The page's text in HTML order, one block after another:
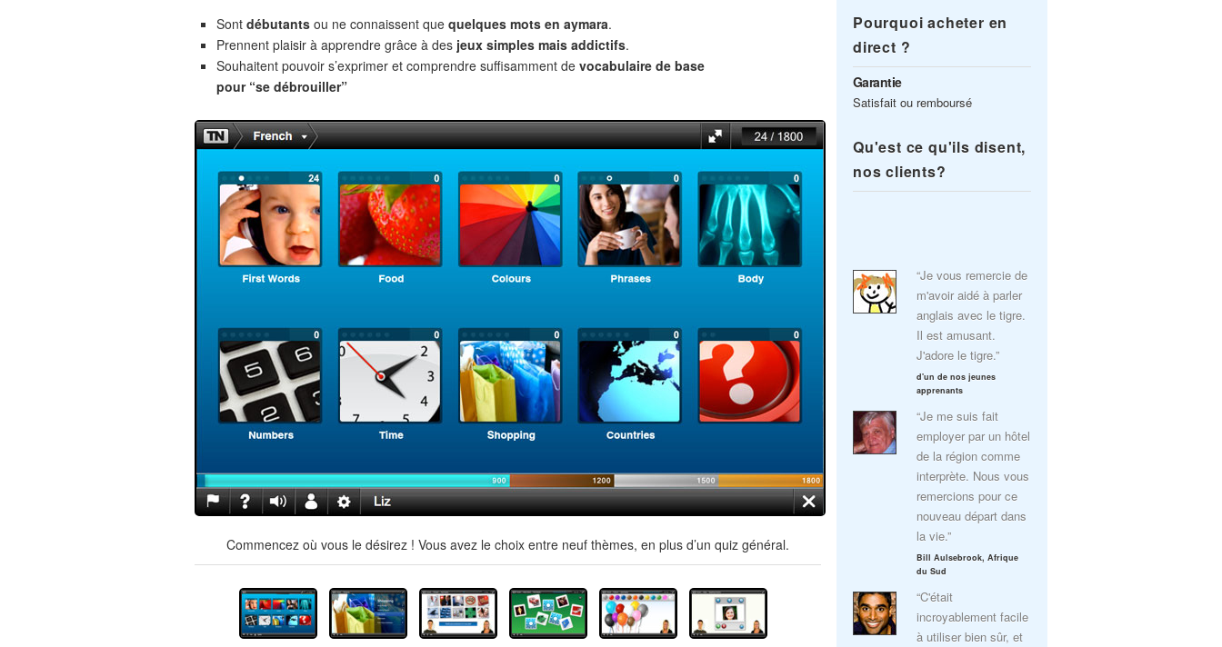
Sont débutants ou ne connaissent que quelques mots en aymara.
Prennent plaisir à apprendre grâce à des jeux simples mais addictifs.
Souhaitent pouvoir s’exprimer et comprendre suffisamment de vocabulaire de base
pour “se débrouiller”
Commencez où vous le désirez ! Vous avez le choix entre neuf thèmes, en plus d’un quiz général.
Pourquoi acheter en
direct ?
Garantie
Satisfait ou remboursé
Qu'est ce qu'ils disent,
nos clients?
“Je vous remercie de
m'avoir aidé à parler
anglais avec le tigre.
Il est amusant.
J'adore le tigre.”
d'un de nos jeunes
apprenants
“Je me suis fait
employer par un hôtel
de la région comme
interprète. Nous vous
remercions pour ce
nouveau départ dans
la vie.”
Bill Aulsebrook, Afrique
du Sud
“C'était
incroyablement facile
à utiliser bien sûr, et